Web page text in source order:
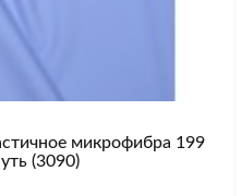
микрофибра 199
(3090)